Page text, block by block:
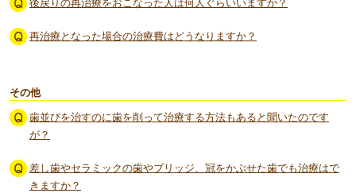
後戻りの再治療をおこなった人は何人ぐらいいますか？
再治療となった場合の治療費はどうなりますか？
その他
歯並びを治すのに歯を削って治療する方法もあると聞いたのです
が？
差し歯やセラミックの歯やブリッジ、冠をかぶせた歯でも治療はで
きますか？